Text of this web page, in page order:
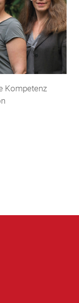
Kompetenz